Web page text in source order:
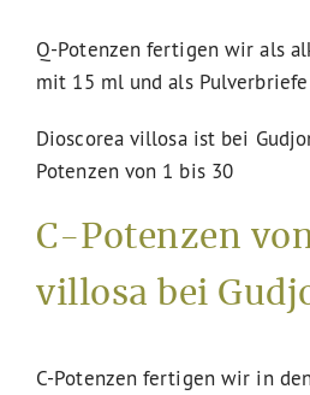
Q-Potenzen fertigen wir als
mit 15 ml und als Pulverbriefe
Dioscorea villosa ist bei
Potenzen von 1 bis 30
C-Potenzen
villosa bei
C-Potenzen fertigen wir in